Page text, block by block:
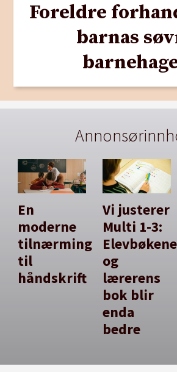
Foreldre
barnas
En
moderne
tilnærming
til
håndskrift
Vi justerer
Multi 1-3:
Elevbøkene
og
lærerens
bok blir
enda
bedre